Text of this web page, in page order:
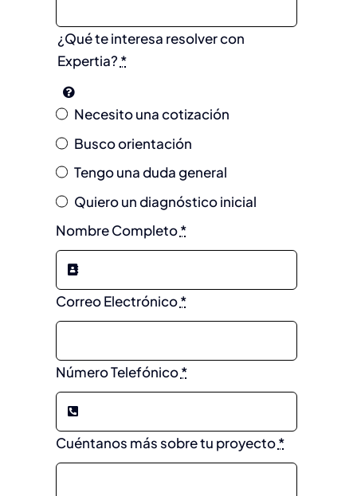
¿Qué te interesa resolver con
Expertia? *
Necesito una cotización
Busco orientación
Tengo una duda general
Quiero un diagnóstico inicial
Nombre Completo*
Correo Electrónico*
Número Telefónico*
Cuéntanos más sobre tu proyecto*